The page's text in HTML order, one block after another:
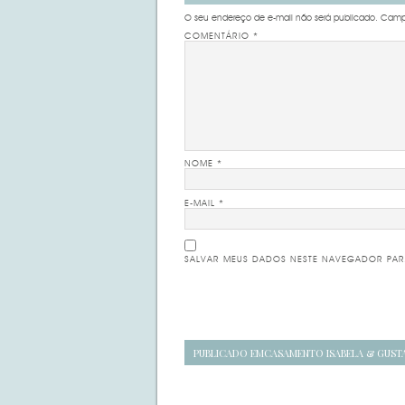
O seu endereço de e-mail não será publicado.
COMENTÁRIO *
NOME *
E-MAIL *
SALVAR MEUS DADOS NESTE NAVEGADOR
Navegação
PUBLICADO EMCASAMENTO ISABELA &